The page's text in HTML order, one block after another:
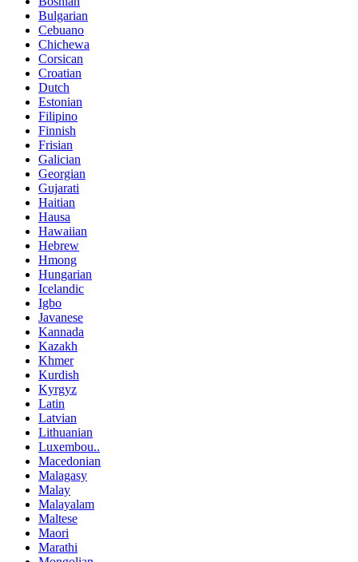
Bulgarian
Cebuano
Chichewa
Corsican
Croatian
Dutch
Estonian
Filipino
Finnish
Frisian
Galician
Georgian
Gujarati
Haitian
Hausa
Hawaiian
Hebrew
Hmong
Hungarian
Icelandic
Igbo
Javanese
Kannada
Kazakh
Khmer
Kurdish
Kyrgyz
Latin
Latvian
Lithuanian
Luxembou..
Macedonian
Malagasy
Malay
Malayalam
Maltese
Maori
Marathi